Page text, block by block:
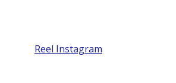
Reel Instagram